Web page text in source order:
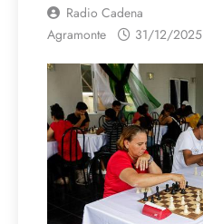
Radio Cadena
Agramonte
31/12/2025